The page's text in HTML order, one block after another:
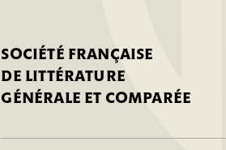
SOCIÉTÉ FRANÇAISE
DE LITTÉRATURE
GÉNÉRALE ET COMPARÉE
Adhérer à la SFLGC
Publier sur ce site
Créer une fiche
annuaire
Modifier sa fiche
annuaire
Créer une fiche
Divers
Soumettre une